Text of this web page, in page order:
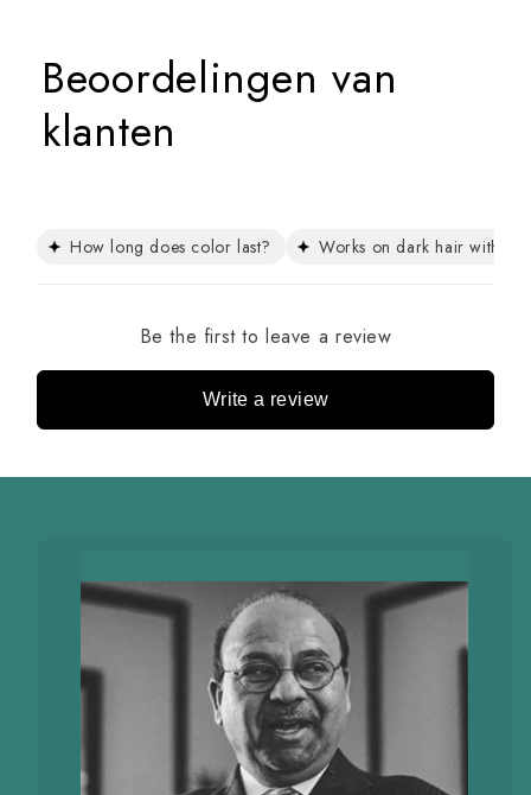
Beoordelingen van
klanten
How long does color last? Works on dark hair without
Be the first to leave a review
Write a review